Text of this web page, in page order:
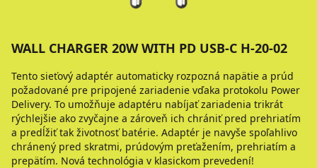
WALL CHARGER 20W WITH PD USB-C H-20-02
Tento sieťový adaptér automaticky rozpozná napätie a prúd
požadované pre pripojené zariadenie vďaka protokolu Power
Delivery. To umožňuje adaptéru nabíjať zariadenia trikrát
rýchlejšie ako zvyčajne a zároveň ich chrániť pred prehriatím
a predĺžiť tak životnosť batérie. Adaptér je navyše spoľahlivo
chránený pred skratmi, prúdovým preťažením, prehriatím a
prepätím. Nová technológia v klasickom prevedení!